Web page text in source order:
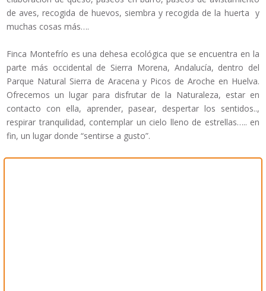
de aves, recogida de huevos, siembra y recogida de la huerta y
muchas cosas más….
Finca Montefrío es una dehesa ecológica que se encuentra en la
parte más occidental de Sierra Morena, Andalucía, dentro del
Parque Natural Sierra de Aracena y Picos de Aroche en Huelva.
Ofrecemos un lugar para disfrutar de la Naturaleza, estar en
contacto con ella, aprender, pasear, despertar los sentidos..,
respirar tranquilidad, contemplar un cielo lleno de estrellas….. en
fin, un lugar donde “sentirse a gusto”.